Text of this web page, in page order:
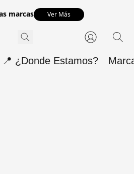
marcas Ver Más
📍 ¿Donde Estamos?